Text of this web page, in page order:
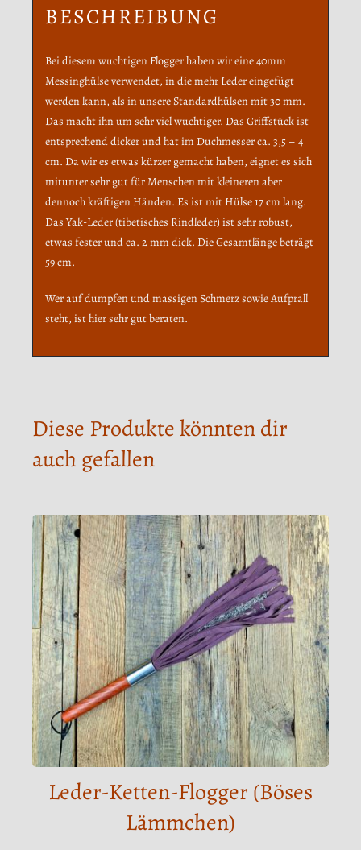
BESCHREIBUNG
Bei diesem wuchtigen Flogger haben wir eine 40mm
Messinghülse verwendet, in die mehr Leder eingefügt
werden kann, als in unsere Standardhülsen mit 30 mm.
Das macht ihn um sehr viel wuchtiger. Das Griffstück ist
entsprechend dicker und hat im Duchmesser ca. 3,5 – 4
cm. Da wir es etwas kürzer gemacht haben, eignet es sich
mitunter sehr gut für Menschen mit kleineren aber
dennoch kräftigen Händen. Es ist mit Hülse 17 cm lang.
Das Yak-Leder (tibetisches Rindleder) ist sehr robust,
etwas fester und ca. 2 mm dick. Die Gesamtlänge beträgt
59 cm.
Wer auf dumpfen und massigen Schmerz sowie Aufprall
steht, ist hier sehr gut beraten.
Diese Produkte könnten dir
auch gefallen
Leder-Ketten-Flogger (Böses
Lämmchen)